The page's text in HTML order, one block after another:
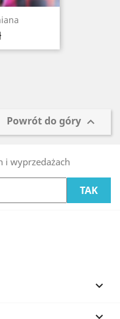
Powrót do góry 
i wyprzedażach
